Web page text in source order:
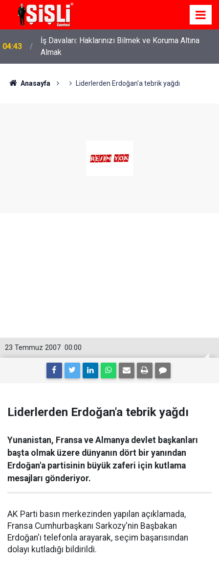
04:43
İş Davaları: Haklarınızı Bilmek ve Koruma Altına
Almak
Anasayfa Liderlerden Erdoğan'a tebrik yağdı
00:00
23 Temmuz 2007
Liderlerden Erdoğan'a tebrik yağdı
Yunanistan, Fransa ve Almanya devlet başkanları
başta olmak üzere dünyanın dört bir yanından
Erdoğan'a partisinin büyük zaferi için kutlama
mesajları gönderiyor.
AK Parti basın merkezinden yapılan açıklamada,
Fransa Cumhurbaşkanı Sarkozy'nin Başbakan
Erdoğan'ı telefonla arayarak, seçim başarısından
dolayı kutladığı bildirildi.